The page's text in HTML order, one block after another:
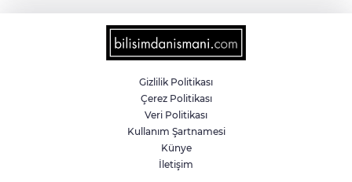
6 milyon emekliyi ilgilendiriyor... Emekli
aylığı fark ödemeleri 7 Ağustos'ta
Teröristler teslim olmaya devam ediyor...
Hudutlarda 490 kişi yakalandı
İletişim'den 'Terörsüz Türkiye' hedefli
Gizlilik Politikası
Çerez Politikası
Veri Politikası
Kullanım Şartnamesi
Künye
İletişim